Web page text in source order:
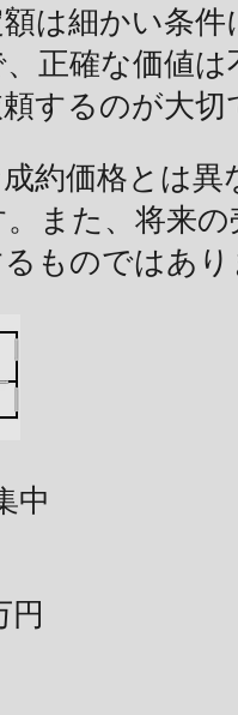
は細かい条件
正確な価値は
するのが大切
約価格とは異
また、将来の
ものではあり
中
円